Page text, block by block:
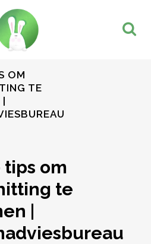
OM
TE
tips om
te
|